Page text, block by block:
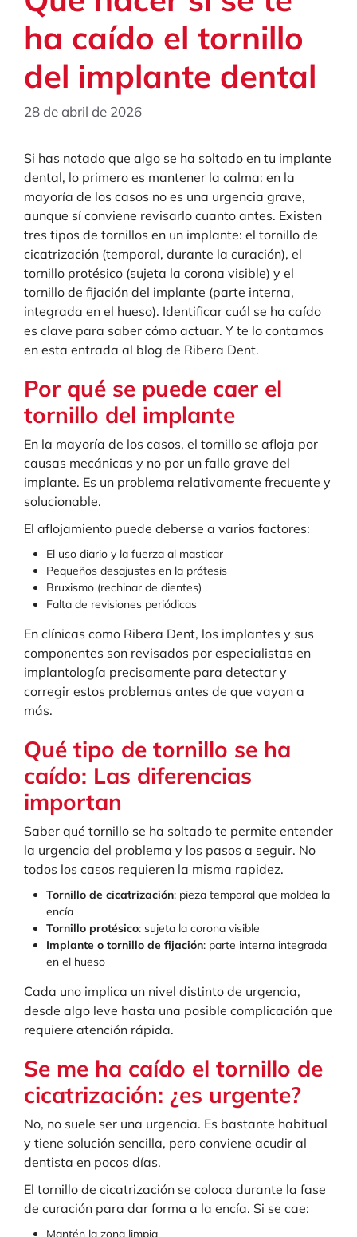
ha caído el tornillo
del implante dental
28 de abril de 2026
Si has notado que algo se ha soltado en tu implante
dental, lo primero es mantener la calma: en la
mayoría de los casos no es una urgencia grave,
aunque sí conviene revisarlo cuanto antes. Existen
tres tipos de tornillos en un implante: el tornillo de
cicatrización (temporal, durante la curación), el
tornillo protésico (sujeta la corona visible) y el
tornillo de fijación del implante (parte interna,
integrada en el hueso). Identificar cuál se ha caído
es clave para saber cómo actuar. Y te lo contamos
en esta entrada al blog de Ribera Dent.
Por qué se puede caer el
tornillo del implante
En la mayoría de los casos, el tornillo se afloja por
causas mecánicas y no por un fallo grave del
implante. Es un problema relativamente frecuente y
solucionable.
El aflojamiento puede deberse a varios factores:
El uso diario y la fuerza al masticar
Pequeños desajustes en la prótesis
Bruxismo (rechinar de dientes)
Falta de revisiones periódicas
En clínicas como Ribera Dent, los implantes y sus
componentes son revisados por especialistas en
implantología precisamente para detectar y
corregir estos problemas antes de que vayan a
más.
Qué tipo de tornillo se ha
caído: Las diferencias
importan
Saber qué tornillo se ha soltado te permite entender
la urgencia del problema y los pasos a seguir. No
todos los casos requieren la misma rapidez.
Tornillo de cicatrización: pieza temporal que moldea la
encía
Tornillo protésico: sujeta la corona visible
Implante o tornillo de fijación: parte interna integrada
en el hueso
Cada uno implica un nivel distinto de urgencia,
desde algo leve hasta una posible complicación que
requiere atención rápida.
Se me ha caído el tornillo de
cicatrización: ¿es urgente?
No, no suele ser una urgencia. Es bastante habitual
y tiene solución sencilla, pero conviene acudir al
dentista en pocos días.
El tornillo de cicatrización se coloca durante la fase
de curación para dar forma a la encía. Si se cae:
Mantén la zona limpia